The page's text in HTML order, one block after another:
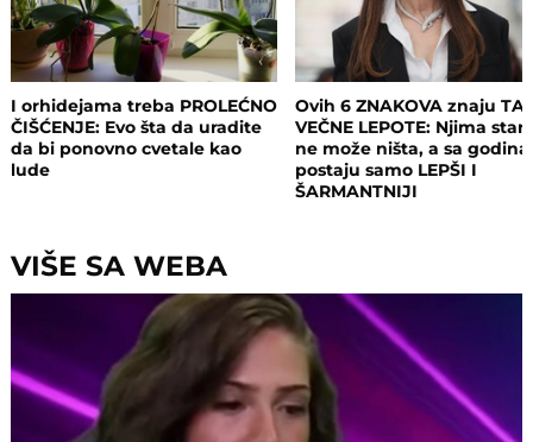
I orhidejama treba PROLEĆNO
ČIŠĆENJE: Evo šta da uradite
da bi ponovno cvetale kao
lude
Ovih 6 ZNAKOVA znaju
VEČNE LEPOTE: Njima
ne može ništa, a sa
postaju samo LEPŠI I
ŠARMANTNIJI
VIŠE SA WEBA